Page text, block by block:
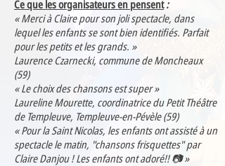
Ce que les organisateurs en pensent:
« Merci à Claire pour son joli spectacle, dans
lequel les enfants se sont bien identifiés. Parfait
pour les petits et les grands. »
Laurence Czarnecki, commune de Moncheaux
(59)
« Le choix des chansons est super »
Laureline Mourette, coordinatrice du Petit Théâtre
de Templeuve, Templeuve-en-Pévèle (59)
« Pour la Saint Nicolas, les enfants ont assisté à un
spectacle le matin, "chansons frisquettes" par
Claire Danjou ! Les enfants ont adoré!! 📷 »